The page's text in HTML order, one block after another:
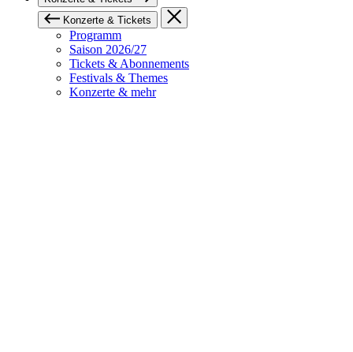
Konzerte & Tickets
Programm
Saison 2026/27
Tickets & Abonnements
Festivals & Themes
Konzerte & mehr